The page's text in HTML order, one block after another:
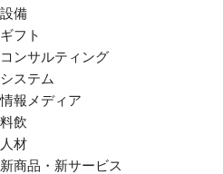
設備
ギフト
コンサルティング
システム
情報メディア
料飲
人材
新商品・新サービス